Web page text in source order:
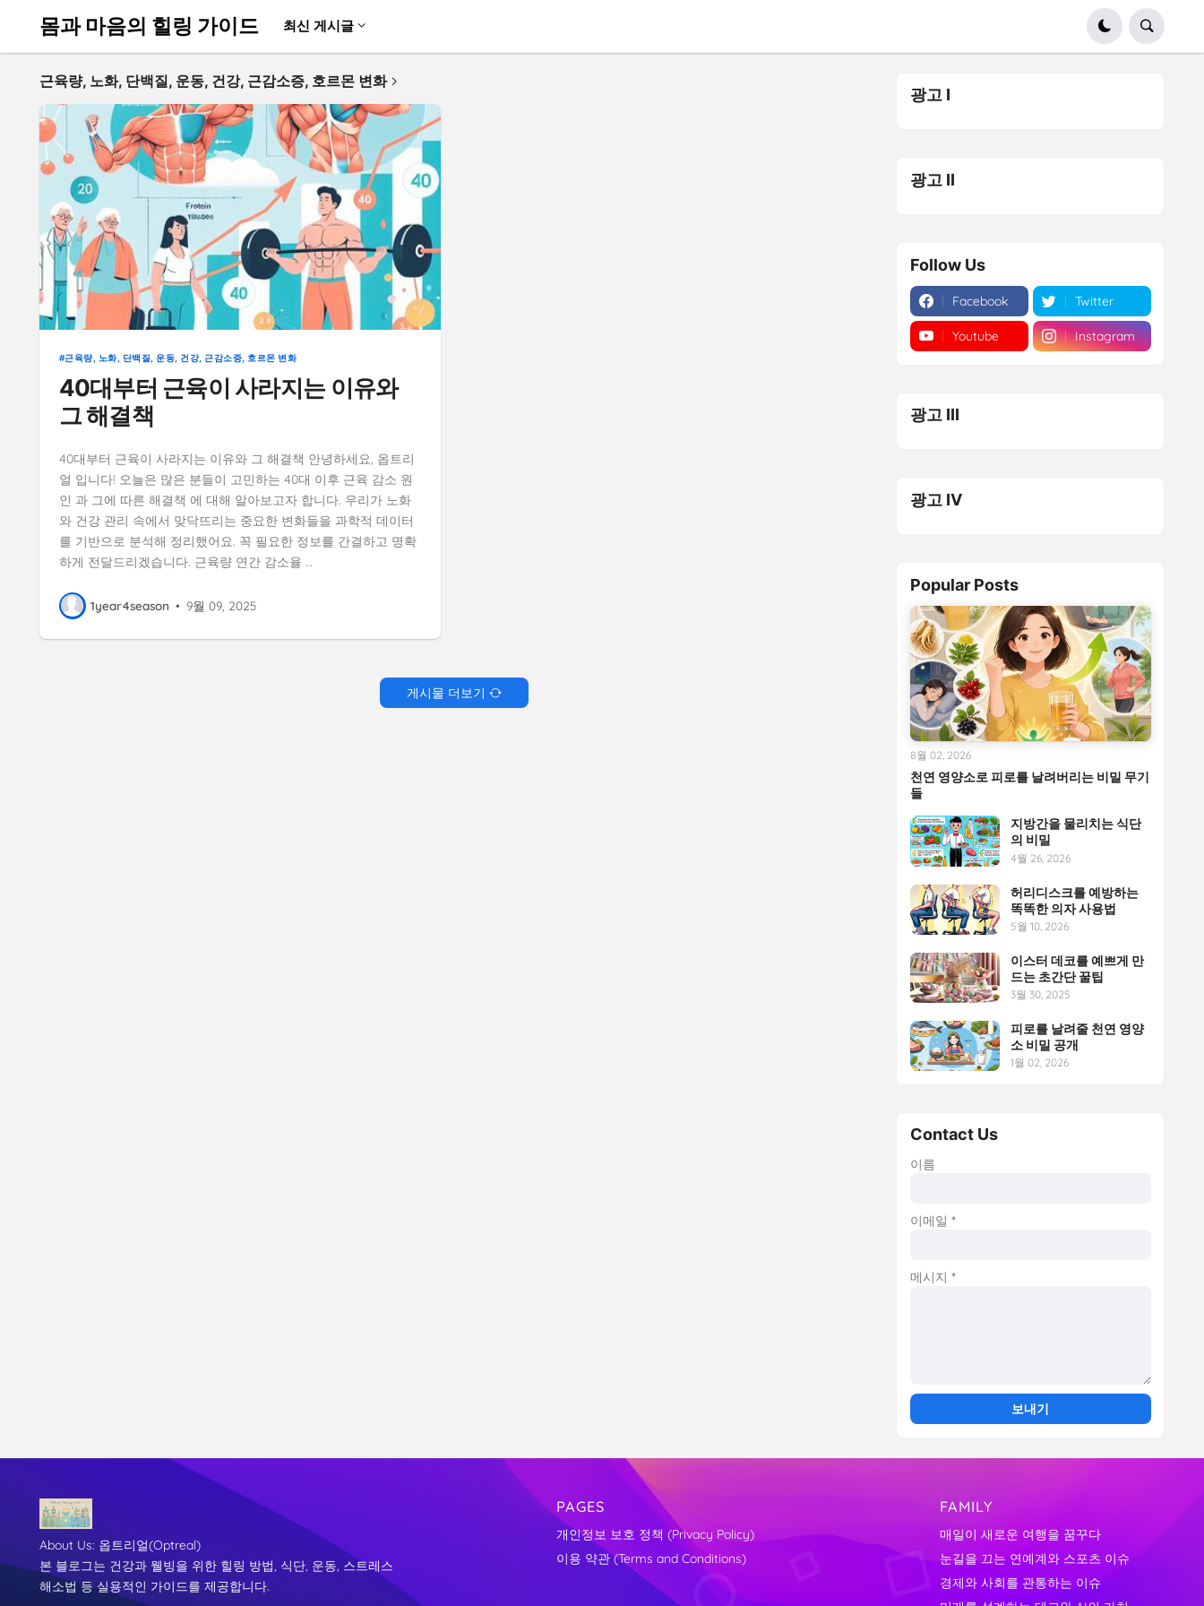
몸과 마음의 힐링 가이드 최신 게시글
근육량, 노화, 단백질, 운동, 건강, 근감소증, 호르몬 변화
근육량, 노화, 단백질, 운동, 건강, 근감소증, 호르몬 변화
40대부터 근육이 사라지는 이유와
그 해결책
40대부터 근육이 사라지는 이유와 그 해결책 안녕하세요, 옵트리
얼 입니다! 오늘은 많은 분들이 고민하는 40대 이후 근육 감소 원
인 과 그에 따른 해결책 에 대해 알아보고자 합니다. 우리가 노화
와 건강 관리 속에서 맞닥뜨리는 중요한 변화들을 과학적 데이터
를 기반으로 분석해 정리했어요. 꼭 필요한 정보를 간결하고 명확
하게 전달드리겠습니다. 근육량 연간 감소율 …
1year4season • 9월 09, 2025
게시물 더보기
광고 I
광고 II
Follow Us
Facebook Twitter
Youtube Instagram
광고 III
광고 IV
Popular Posts
천연 영양소로 피로를 날려버리는 비밀 무기
들
8월 02, 2026
지방간을 물리치는 식단
의 비밀
4월 26, 2026
허리디스크를 예방하는
똑똑한 의자 사용법
5월 10, 2026
이스터 데코를 예쁘게 만
드는 초간단 꿀팁
3월 30, 2025
피로를 날려줄 천연 영양
소 비밀 공개
1월 02, 2026
Contact Us
이름
이메일 *
메시지 *
About Us: 옵트리얼(Optreal)
본 블로그는 건강과 웰빙을 위한 힐링 방법, 식단, 운동, 스트레스
해소법 등 실용적인 가이드를 제공합니다.
PAGES
개인정보 보호 정책 (Privacy Policy)
이용 약관 (Terms and Conditions)
FAMILY
매일이 새로운 여행을 꿈꾸다
눈길을 끄는 연예계와 스포츠 이슈
경제와 사회를 관통하는 이슈